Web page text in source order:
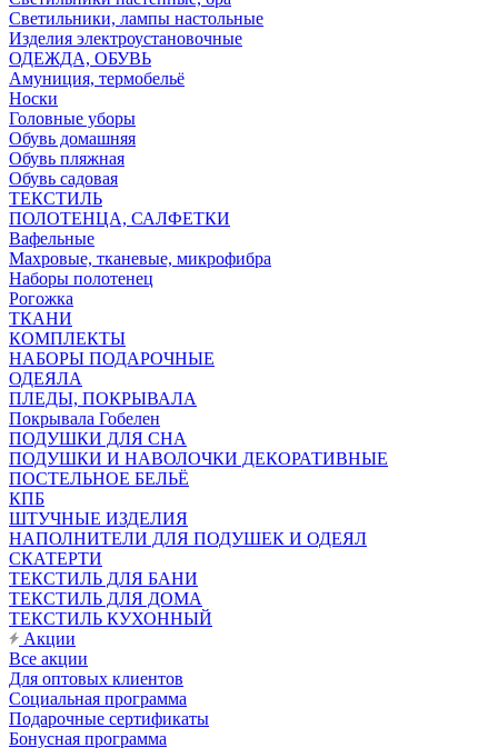
Светильники, лампы настольные
Изделия электроустановочные
ОДЕЖДА, ОБУВЬ
Амуниция, термобельё
Носки
Головные уборы
Обувь домашняя
Обувь пляжная
Обувь садовая
ТЕКСТИЛЬ
ПОЛОТЕНЦА, САЛФЕТКИ
Вафельные
Махровые, тканевые, микрофибра
Наборы полотенец
Рогожка
ТКАНИ
КОМПЛЕКТЫ
НАБОРЫ ПОДАРОЧНЫЕ
ОДЕЯЛА
ПЛЕДЫ, ПОКРЫВАЛА
Покрывала Гобелен
ПОДУШКИ ДЛЯ СНА
ПОДУШКИ И НАВОЛОЧКИ ДЕКОРАТИВНЫЕ
ПОСТЕЛЬНОЕ БЕЛЬЁ
КПБ
ШТУЧНЫЕ ИЗДЕЛИЯ
НАПОЛНИТЕЛИ ДЛЯ ПОДУШЕК И ОДЕЯЛ
СКАТЕРТИ
ТЕКСТИЛЬ ДЛЯ БАНИ
ТЕКСТИЛЬ ДЛЯ ДОМА
ТЕКСТИЛЬ КУХОННЫЙ
Акции
Все акции
Для оптовых клиентов
Социальная программа
Подарочные сертификаты
Бонусная программа